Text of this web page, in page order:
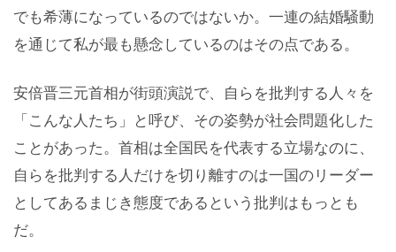
でも希薄になっているのではないか。一連の結婚騒動
を通じて私が最も懸念しているのはその点である。
安倍晋三元首相が街頭演説で、自らを批判する人々を
「こんな人たち」と呼び、その姿勢が社会問題化した
ことがあった。首相は全国民を代表する立場なのに、
自らを批判する人だけを切り離すのは一国のリーダー
としてあるまじき態度であるという批判はもっとも
だ。